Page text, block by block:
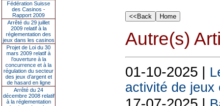
Fédération Suisse
des Casinos -
Rapport 2009
Arrêté du 29 juillet
2009 relatif à la
réglementation des
jeux dans les casinos
Projet de Loi du 30
mars 2009 relatif à
l’ouverture à la
concurrence et à la
régulation du secteur
des jeux d’argent et
de hasard en ligne
Arrêté du 24
décembre 2008 relatif
à la réglementation
Autre(s)
01-10-2025 |
activité de jeux